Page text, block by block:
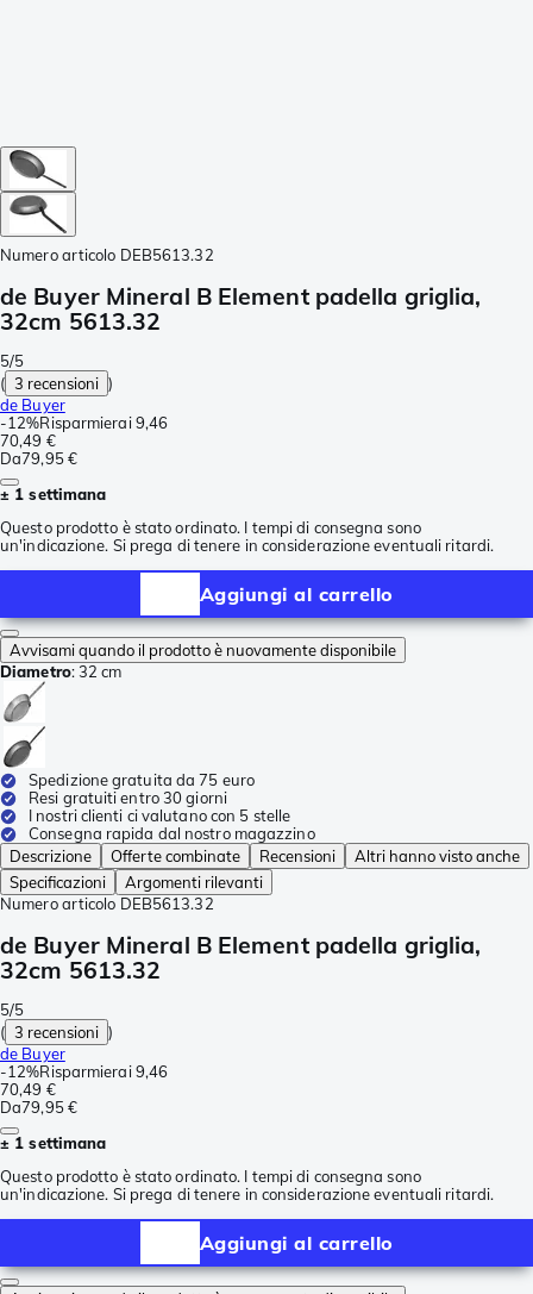
Numero articolo DEB5613.32
de Buyer Mineral B Element padella griglia,
32cm 5613.32
5/5
( 3 recensioni )
de Buyer
-12%Risparmierai 9,46
70,49 €
Da79,95 €
± 1 settimana
Questo prodotto è stato ordinato. I tempi di consegna sono
un'indicazione. Si prega di tenere in considerazione eventuali ritardi.
Aggiungi al carrello
Avvisami quando il prodotto è nuovamente disponibile
Diametro:32 cm
Spedizione gratuita da 75 euro
Resi gratuiti entro 30 giorni
I nostri clienti ci valutano con 5 stelle
Consegna rapida dal nostro magazzino
Descrizione
Offerte combinate Recensioni
Altri hanno visto anche
Specificazioni
Argomenti rilevanti
Numero articolo DEB5613.32
de Buyer Mineral B Element padella griglia,
32cm 5613.32
5/5
( 3 recensioni )
de Buyer
-12%Risparmierai 9,46
70,49 €
Da79,95 €
± 1 settimana
Questo prodotto è stato ordinato. I tempi di consegna sono
un'indicazione. Si prega di tenere in considerazione eventuali ritardi.
Aggiungi al carrello